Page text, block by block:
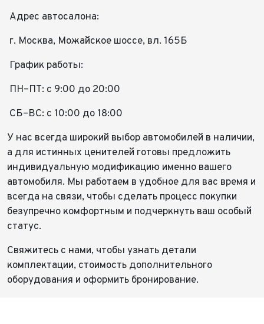
Адрес автосалона:
г. Москва, Можайское шоссе, вл. 165Б
График работы:
ПН–ПТ: с 9:00 до 20:00
СБ–ВС: с 10:00 до 18:00
У нас всегда широкий выбор автомобилей в наличии,
а для истинных ценителей готовы предложить
индивидуальную модификацию именно вашего
автомобиля. Мы работаем в удобное для вас время и
всегда на связи, чтобы сделать процесс покупки
безупречно комфортным и подчеркнуть ваш особый
статус.
Свяжитесь с нами, чтобы узнать детали
комплектации, стоимость дополнительного
оборудования и оформить бронирование.